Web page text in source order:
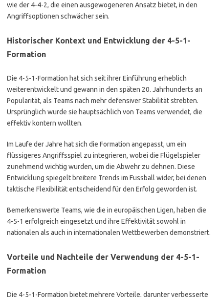
wie der 4-4-2, die einen ausgewogeneren Ansatz bietet, in den
Angriffsoptionen schwächer sein.
Historischer Kontext und Entwicklung der 4-5-1-
Formation
Die 4-5-1-Formation hat sich seit ihrer Einführung erheblich
weiterentwickelt und gewann in den späten 20. Jahrhunderts an
Popularität, als Teams nach mehr defensiver Stabilität strebten.
Ursprünglich wurde sie hauptsächlich von Teams verwendet, die
effektiv kontern wollten.
Im Laufe der Jahre hat sich die Formation angepasst, um ein
flüssigeres Angriffsspiel zu integrieren, wobei die Flügelspieler
zunehmend wichtig wurden, um die Abwehr zu dehnen. Diese
Entwicklung spiegelt breitere Trends im Fussball wider, bei denen
taktische Flexibilität entscheidend für den Erfolg geworden ist.
Bemerkenswerte Teams, wie die in europäischen Ligen, haben die
4-5-1 erfolgreich eingesetzt und ihre Effektivität sowohl in
nationalen als auch in internationalen Wettbewerben demonstriert.
Vorteile und Nachteile der Verwendung der 4-5-1-
Formation
Die 4-5-1-Formation bietet mehrere Vorteile, darunter verbesserte